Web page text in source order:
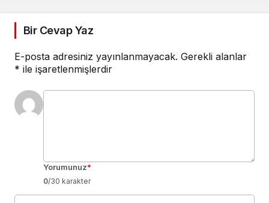
Bir Cevap Yaz
E-posta adresiniz yayınlanmayacak. Gerekli alanlar
* ile işaretlenmişlerdir
Yorumunuz*
0/30 karakter